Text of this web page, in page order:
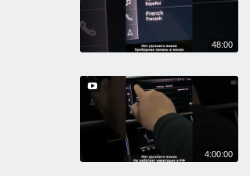
48:00
4:00:00